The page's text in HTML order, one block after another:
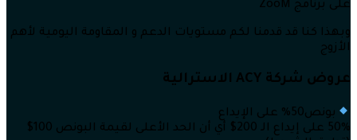
على برنامج ZooM
وبهذا كنا قد قدمنا لكم مستويات الدعم و المقاومة اليومية لأهم
الأزوج
عروض شركة ACY الاسترالية
بونص50% على الإيداع
50% على إيداع الـ 200$ أي أن الحد الأعلى لقيمة البونص 100$